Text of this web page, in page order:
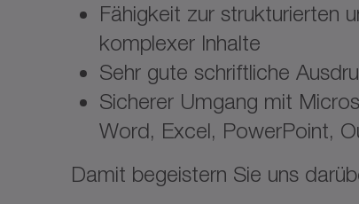
Fähigkeit zur strukturierten
komplexer Inhalte
Sehr gute schriftliche
Sicherer Umgang mit
Word, Excel, PowerPoint,
Damit begeistern Sie uns